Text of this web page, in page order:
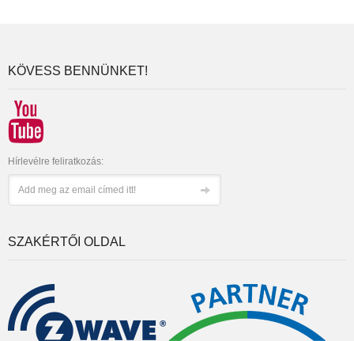
KÖVESS BENNÜNKET!
Hírlevélre feliratkozás:
SZAKÉRTŐI OLDAL